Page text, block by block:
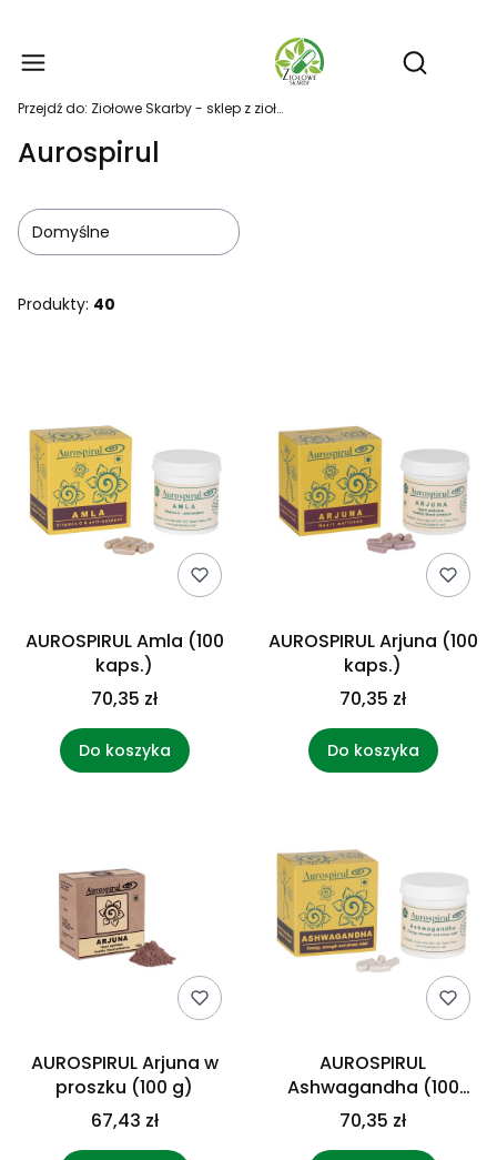
Otwórz
Przejdź do: Ziołowe Skarby - sklep z ziołami i suplementami
Aurospirul
Domyślne
Produkty: 40
AUROSPIRUL Amla (100
kaps.)
70,35 zł
Do koszyka
AUROSPIRUL Arjuna (100
kaps.)
70,35 zł
Do koszyka
AUROSPIRUL Arjuna w
proszku (100 g)
67,43 zł
AUROSPIRUL
Ashwagandha (100
kaps.)
70,35 zł